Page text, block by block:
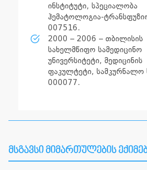
ინსტიტუტი, სპეციალობა
ჰემატოლოგია-
007516.
2000 – 2006 – თბილისის
სახელმწიფო სამედიცინო
უნივერსიტეტი, მედიცინის
ფაკულტეტი, სამკურნალო
000077.
მსგავსი მიმართულების